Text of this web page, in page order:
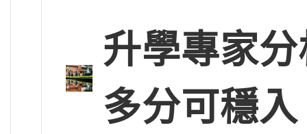
升學專家
多分可穩